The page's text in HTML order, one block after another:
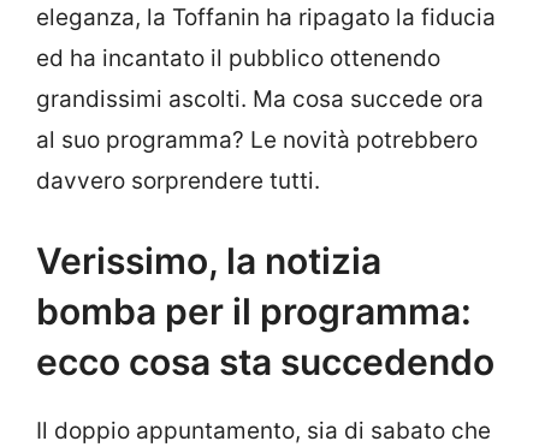
eleganza, la Toffanin ha ripagato la fiducia
ed ha incantato il pubblico ottenendo
grandissimi ascolti. Ma cosa succede ora
al suo programma? Le novità potrebbero
davvero sorprendere tutti.
Verissimo, la notizia
bomba per il programma:
ecco cosa sta succedendo
Il doppio appuntamento, sia di sabato che